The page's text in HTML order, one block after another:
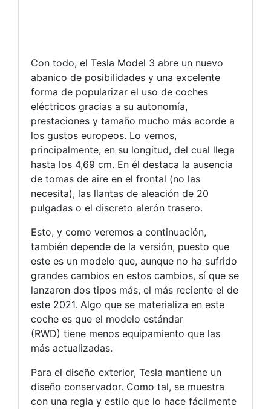
Con todo, el Tesla Model 3 abre un nuevo
abanico de posibilidades y una excelente
forma de popularizar el uso de coches
eléctricos gracias a su autonomía,
prestaciones y tamaño mucho más acorde a
los gustos europeos. Lo vemos,
principalmente, en su longitud, del cual llega
hasta los 4,69 cm. En él destaca la ausencia
de tomas de aire en el frontal (no las
necesita), las llantas de aleación de 20
pulgadas o el discreto alerón trasero.
Esto, y como veremos a continuación,
también depende de la versión, puesto que
este es un modelo que, aunque no ha sufrido
grandes cambios en estos cambios, sí que se
lanzaron dos tipos más, el más reciente el de
este 2021. Algo que se materializa en este
coche es que el modelo estándar
(RWD) tiene menos equipamiento que las
más actualizadas.
Para el diseño exterior, Tesla mantiene un
diseño conservador. Como tal, se muestra
con una regla y estilo que lo hace fácilmente